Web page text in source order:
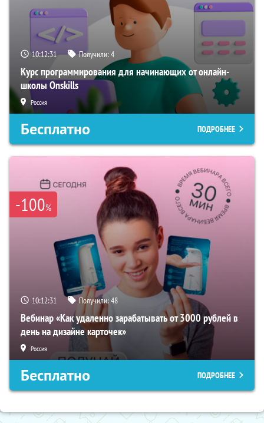
10:12:30 Получили:4
Курс программирования для начинающих от онлайн-
школы Onskills
Россия
Бесплатно ПОДРОБНЕЕ
-100%
10:12:30 Получили:48
Вебинар «Как удаленно зарабатывать от 3000 рублей в
день на дизайне карточек»
Россия
Бесплатно ПОДРОБНЕЕ